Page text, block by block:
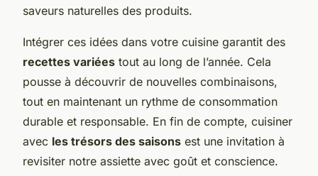
saveurs naturelles des produits.
Intégrer ces idées dans votre cuisine garantit des
recettes variées tout au long de l’année. Cela
pousse à découvrir de nouvelles combinaisons,
tout en maintenant un rythme de consommation
durable et responsable. En fin de compte, cuisiner
avec les trésors des saisons est une invitation à
revisiter notre assiette avec goût et conscience.